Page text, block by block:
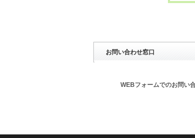
お問い合わせ窓口
WEBフォームでのお問い